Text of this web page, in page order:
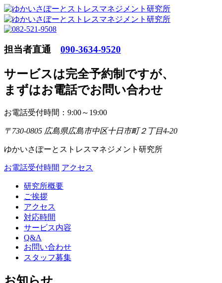
担当者直通 090-3634-9520
サービスは完全予約制ですが、
まずはお電話でお問い合わせ
お電話受付時間：9:00～19:00
〒730-0805 広島県広島市中区十日市町２丁目4-20
ゆかいさぽーとストレスマネジメント研究所
お電話受付時間 アクセス
研究所概要
ご挨拶
アクセス
対応時間
サービス内容
Q&A
お問い合わせ
スタッフ募集